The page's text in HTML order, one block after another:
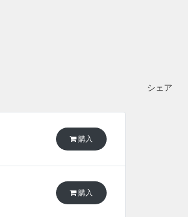
購入
購入
シェア